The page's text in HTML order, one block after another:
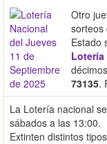
Otro
sorteos
Estado
73135.
La Lotería nacional
sábados a las 13:00.
Extinten distintos